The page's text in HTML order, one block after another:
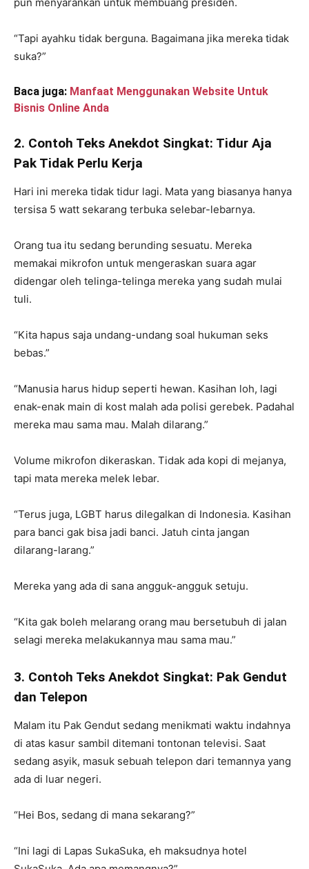
“Tapi ayahku tidak berguna. Bagaimana jika mereka tidak
suka?”
Baca juga: Manfaat Menggunakan Website Untuk
Bisnis Online Anda
2. Contoh Teks Anekdot Singkat: Tidur Aja
Pak Tidak Perlu Kerja
Hari ini mereka tidak tidur lagi. Mata yang biasanya hanya
tersisa 5 watt sekarang terbuka selebar-lebarnya.
Orang tua itu sedang berunding sesuatu. Mereka
memakai mikrofon untuk mengeraskan suara agar
didengar oleh telinga-telinga mereka yang sudah mulai
tuli.
“Kita hapus saja undang-undang soal hukuman seks
bebas.”
“Manusia harus hidup seperti hewan. Kasihan loh, lagi
enak-enak main di kost malah ada polisi gerebek. Padahal
mereka mau sama mau. Malah dilarang.”
Volume mikrofon dikeraskan. Tidak ada kopi di mejanya,
tapi mata mereka melek lebar.
“Terus juga, LGBT harus dilegalkan di Indonesia. Kasihan
para banci gak bisa jadi banci. Jatuh cinta jangan
dilarang-larang.”
Mereka yang ada di sana angguk-angguk setuju.
“Kita gak boleh melarang orang mau bersetubuh di jalan
selagi mereka melakukannya mau sama mau.”
3. Contoh Teks Anekdot Singkat: Pak Gendut
dan Telepon
Malam itu Pak Gendut sedang menikmati waktu indahnya
di atas kasur sambil ditemani tontonan televisi. Saat
sedang asyik, masuk sebuah telepon dari temannya yang
ada di luar negeri.
“Hei Bos, sedang di mana sekarang?”
“Ini lagi di Lapas SukaSuka, eh maksudnya hotel